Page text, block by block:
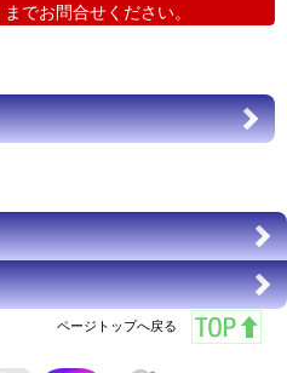
までお問合せください。
ページトップへ戻る